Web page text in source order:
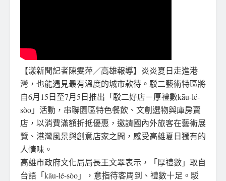
【漾新聞記者陳雯萍／高雄報導】炎炎夏日走進港
灣，也能遇見最有溫度的城市款待。駁二藝術特區將
自6月15日至7月5日推出「駁二好店－厚禮數kāu-lé-
sòo」活動，串聯園區特色餐飲、文創選物與庫房賣
店，以消費滿額折抵優惠，邀請國內外旅客在藝術展
覽、港灣風景與創意店家之間，感受高雄夏日獨有的
人情味。
高雄市政府文化局局長王文翠表示，「厚禮數」取自
台語「kāu-lé-sòo」，意指待客周到、禮數十足。駁